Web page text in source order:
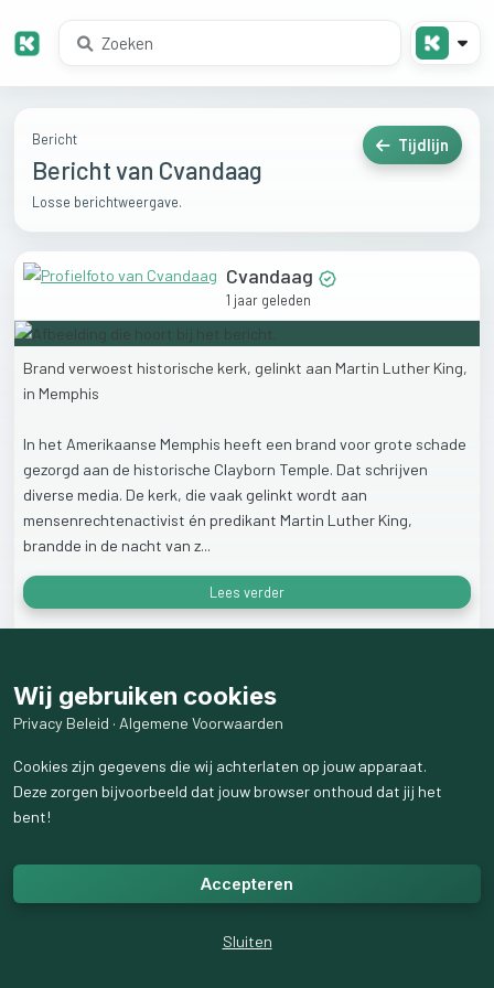
Bericht
Bericht van Cvandaag
Losse berichtweergave.
Tijdlijn
Cvandaag
1 jaar geleden
Brand verwoest historische kerk, gelinkt aan Martin Luther King,
in Memphis
In het Amerikaanse Memphis heeft een brand voor grote schade
gezorgd aan de historische Clayborn Temple. Dat schrijven
diverse media. De kerk, die vaak gelinkt wordt aan
mensenrechtenactivist én predikant Martin Luther King,
brandde in de nacht van z...
Lees verder
Wij gebruiken cookies
Privacy Beleid · Algemene Voorwaarden
Cookies zijn gegevens die wij achterlaten op jouw apparaat.
Deze zorgen bijvoorbeeld dat jouw browser onthoud dat jij het
bent!
Accepteren
Sluiten